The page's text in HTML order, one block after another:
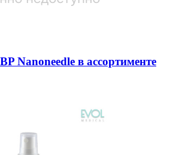
Nanoneedle в ассортименте